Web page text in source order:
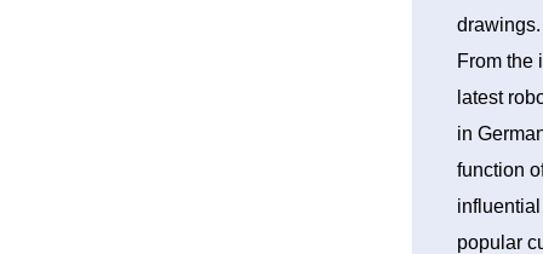
drawings.
From the
latest
in
function
popular